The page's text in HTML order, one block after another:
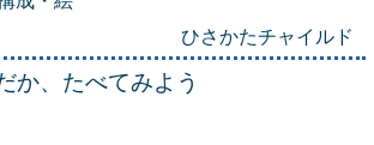
ひさかたチャイルド
か、たべてみよう